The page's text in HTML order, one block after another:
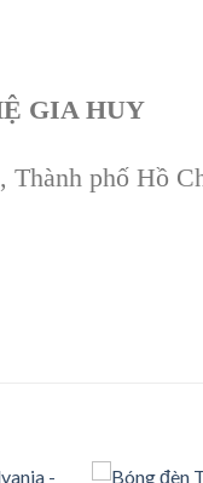
GIA HUY
Thành phố Hồ